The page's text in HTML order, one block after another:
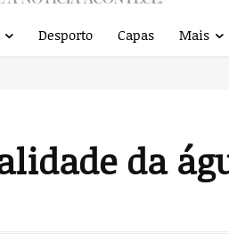
Desporto Capas Mais
da